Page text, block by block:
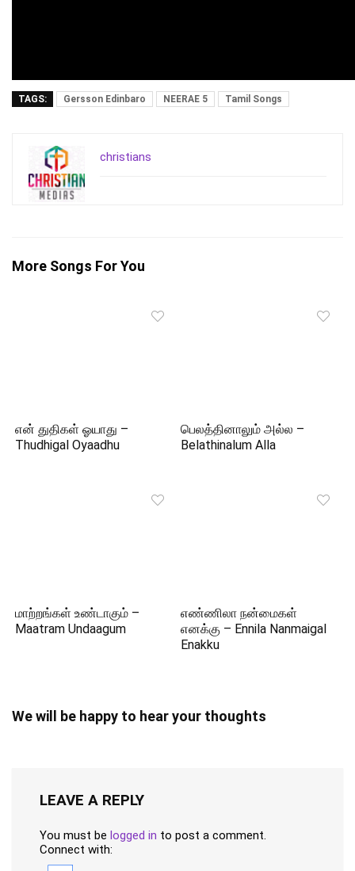
TAGS: Gersson Edinbaro NEERAE 5 Tamil Songs
christians
More Songs For You
என் துதிகள் ஓயாது –
Thudhigal Oyaadhu
பெலத்தினாலும் அல்ல –
Belathinalum Alla
மாற்றங்கள் உண்டாகும் –
Maatram Undaagum
எண்ணிலா நன்மைகள்
எனக்கு – Ennila Nanmaigal
Enakku
We will be happy to hear your thoughts
LEAVE A REPLY
You must be logged in to post a comment.
Connect with: